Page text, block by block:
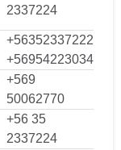
2337224
+56352337222
+56954223034
+569
50062770
+56 35
2337224